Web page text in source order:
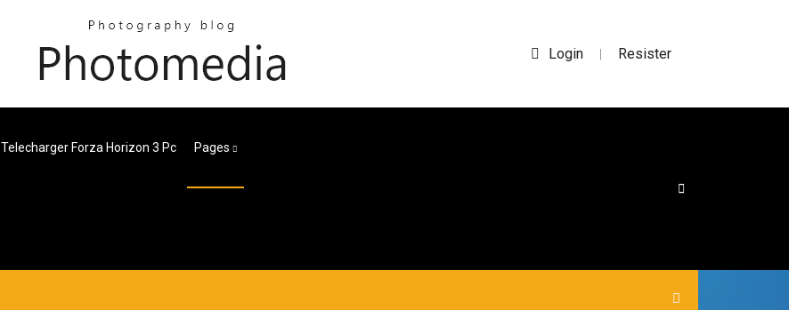
Login | Resister
Telecharger Forza Horizon 3 Pc Pages